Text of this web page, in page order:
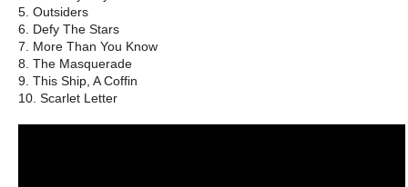
5. Outsiders
6. Defy The Stars
7. More Than You Know
8. The Masquerade
9. This Ship, A Coffin
10. Scarlet Letter